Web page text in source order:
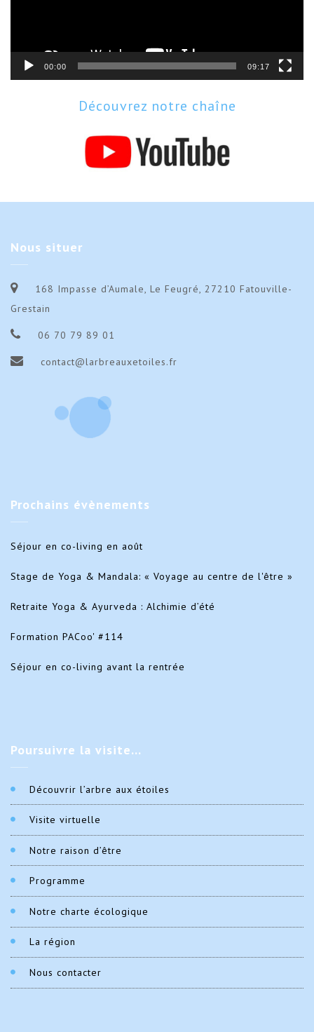
00:00 09:17
Découvrez notre chaîne
Nous situer
168 Impasse d’Aumale, Le Feugré, 27210 Fatouville-
Grestain
06 70 79 89 01
contact@larbreauxetoiles.fr
Prochains évènements
Séjour en co-living en août
Stage de Yoga & Mandala: « Voyage au centre de l'être »
Retraite Yoga & Ayurveda : Alchimie d’été
Formation PACoo' #114
Séjour en co-living avant la rentrée
Poursuivre la visite…
Découvrir l’arbre aux étoiles
Visite virtuelle
Notre raison d’être
Programme
Notre charte écologique
La région
Nous contacter